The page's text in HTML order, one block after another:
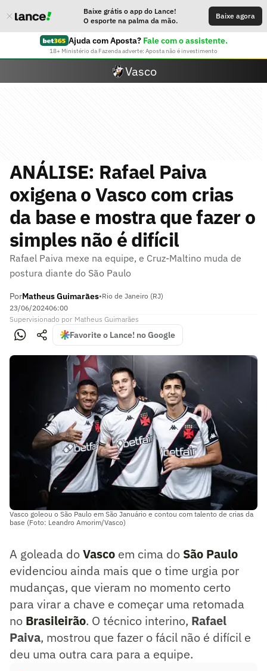
Baixe grátis o app do Lance!
O esporte na palma da mão.
Baixe agora
Ajuda com Aposta? Fale com o assistente.
18+ Ministério da Fazenda adverte: Aposta não é investimento
Vasco
ANÁLISE: Rafael Paiva
oxigena o Vasco com crias
da base e mostra que fazer o
simples não é difícil
Rafael Paiva mexe na equipe, e Cruz-Maltino muda de
postura diante do São Paulo
PorMatheus Guimarães•Rio de Janeiro (RJ)
23/06/202406:00
Supervisionado por Matheus Guimarães
Favorite o Lance! no Google
Vasco goleou o São Paulo em São Januário e contou com talento de crias da
base (Foto: Leandro Amorim/Vasco)
A goleada doVasco em cima do São Paulo
evidenciou ainda mais que o time urgia por
mudanças, que vieram no momento certo
para virar a chave e começar uma retomada
no Brasileirão. O técnico interino, Rafael
Paiva, mostrou que fazer o fácil não é difícil e
deu uma outra cara para a equipe.